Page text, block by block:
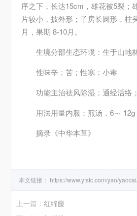
序之下，长达15cm，雄花被5裂；
片较小，披外形；子房长圆形，
月，果期 8-10月。
生境分部生态环境：生于山地
性味辛；苦；性寒；小毒
功能主治祛风除湿；通经活络
用法用量内服：煎汤，6～
摘录 《中华本草》
本文链接： https://www.ytsfc.com/yao/
上一篇： 红绵藤